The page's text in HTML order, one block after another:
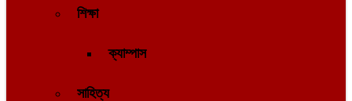
শিক্ষা
ক্যাম্পাস
সাহিত্য